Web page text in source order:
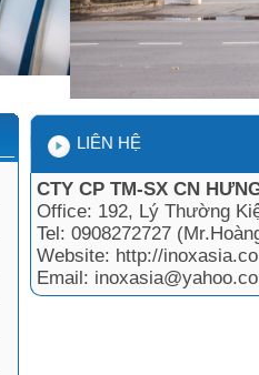
LIÊN HỆ
CTY CP TM-SX CN
Office: 192, Lý Thường
Tel: 0908272727
Website: http://
Email: